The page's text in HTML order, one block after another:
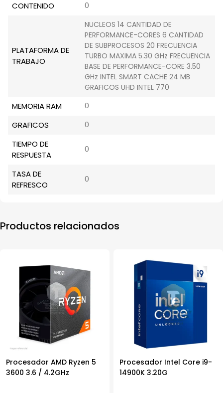
CONTENIDO 0
PLATAFORMA DE
TRABAJO
NUCLEOS 14 CANTIDAD DE
PERFORMANCE-CORES 6 CANTIDAD
DE SUBPROCESOS 20 FRECUENCIA
TURBO MAXIMA 5.30 GHz FRECUENCIA
BASE DE PERFORMANCE-CORE 3.50
GHz INTEL SMART CACHE 24 MB
GRAFICOS UHD INTEL 770
MEMORIA RAM 0
GRAFICOS 0
TIEMPO DE
RESPUESTA
0
TASA DE
REFRESCO
0
Productos relacionados
Procesador AMD Ryzen 5
3600 3.6 / 4.2GHz
Procesador Intel Core i9-
14900K 3.20G